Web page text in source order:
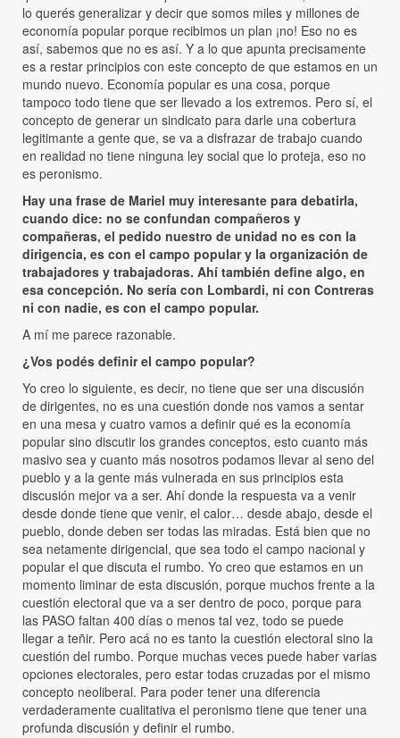
lo querés generalizar y decir que somos miles y millones de
economía popular porque recibimos un plan ¡no! Eso no es
así, sabemos que no es así. Y a lo que apunta precisamente
es a restar principios con este concepto de que estamos en un
mundo nuevo. Economía popular es una cosa, porque
tampoco todo tiene que ser llevado a los extremos. Pero sí, el
concepto de generar un sindicato para darle una cobertura
legitimante a gente que, se va a disfrazar de trabajo cuando
en realidad no tiene ninguna ley social que lo proteja, eso no
es peronismo.
Hay una frase de Mariel muy interesante para debatirla,
cuando dice: no se confundan compañeros y
compañeras, el pedido nuestro de unidad no es con la
dirigencia, es con el campo popular y la organización de
trabajadores y trabajadoras. Ahí también define algo, en
esa concepción. No sería con Lombardi, ni con Contreras
ni con nadie, es con el campo popular.
A mí me parece razonable.
¿Vos podés definir el campo popular?
Yo creo lo siguiente, es decir, no tiene que ser una discusión
de dirigentes, no es una cuestión donde nos vamos a sentar
en una mesa y cuatro vamos a definir qué es la economía
popular sino discutir los grandes conceptos, esto cuanto más
masivo sea y cuanto más nosotros podamos llevar al seno del
pueblo y a la gente más vulnerada en sus principios esta
discusión mejor va a ser. Ahí donde la respuesta va a venir
desde donde tiene que venir, el calor… desde abajo, desde el
pueblo, donde deben ser todas las miradas. Está bien que no
sea netamente dirigencial, que sea todo el campo nacional y
popular el que discuta el rumbo. Yo creo que estamos en un
momento liminar de esta discusión, porque muchos frente a la
cuestión electoral que va a ser dentro de poco, porque para
las PASO faltan 400 días o menos tal vez, todo se puede
llegar a teñir. Pero acá no es tanto la cuestión electoral sino la
cuestión del rumbo. Porque muchas veces puede haber varias
opciones electorales, pero estar todas cruzadas por el mismo
concepto neoliberal. Para poder tener una diferencia
verdaderamente cualitativa el peronismo tiene que tener una
profunda discusión y definir el rumbo.